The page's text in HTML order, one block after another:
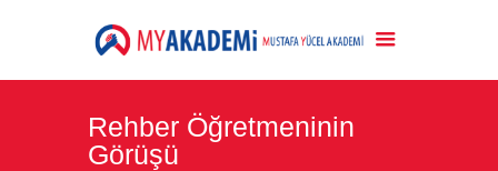
Rehber Öğretmeninin
Görüşü